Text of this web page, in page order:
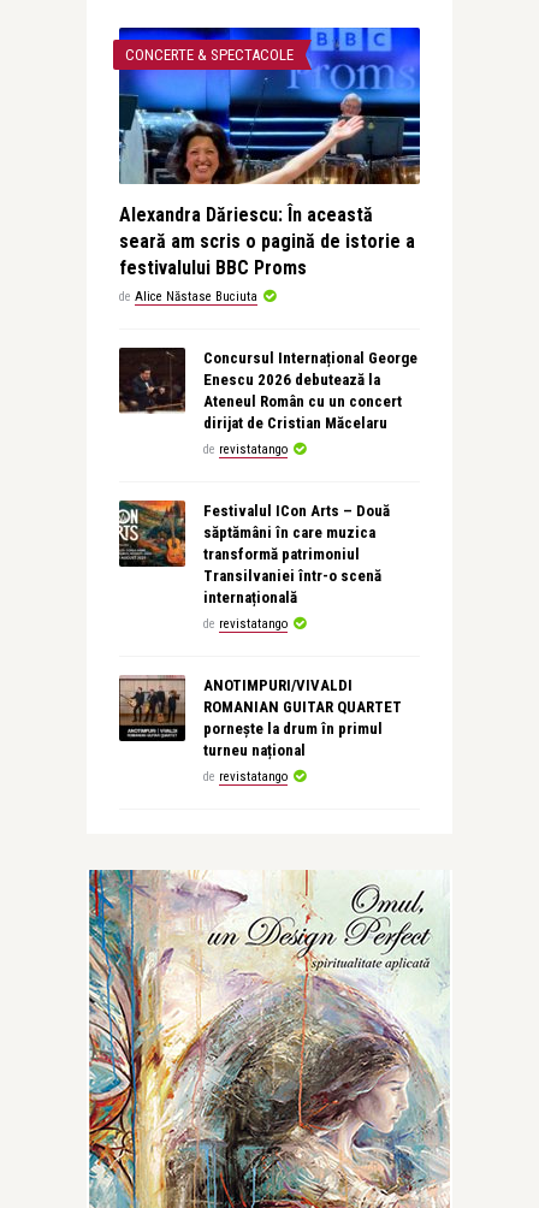
CONCERTE & SPECTACOLE
Alexandra Dăriescu: În această
seară am scris o pagină de istorie a
festivalului BBC Proms
de Alice Năstase Buciuta
Concursul Internațional George
Enescu 2026 debutează la
Ateneul Român cu un concert
dirijat de Cristian Măcelaru
de revistatango
Festivalul ICon Arts – Două
săptămâni în care muzica
transformă patrimoniul
Transilvaniei într-o scenă
internațională
de revistatango
ANOTIMPURI/VIVALDI
ROMANIAN GUITAR QUARTET
pornește la drum în primul
turneu național
de revistatango